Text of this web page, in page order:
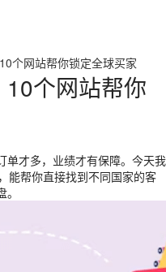
个网站帮你锁定全球买家
个网站帮你
单才多，业绩才有保障。今天我
能帮你直接找到不同国家的客